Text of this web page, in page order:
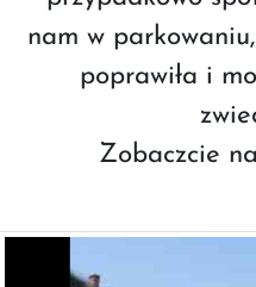
nam w
poprawiła i
Zobaczcie